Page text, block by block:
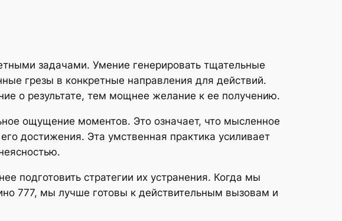
задачами. Умение генерировать тщательные
грезы в конкретные направления для действий.
о результате, тем мощнее желание к ее получению.
ощущение моментов. Это означает, что мысленное
достижения. Эта умственная практика усиливает
подготовить стратегии их устранения. Когда мы
777, мы лучше готовы к действительным вызовам и